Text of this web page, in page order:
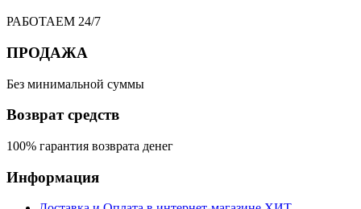
РАБОТАЕМ 24/7
ПРОДАЖА
Без минимальной суммы
Возврат средств
100% гарантия возврата денег
Информация